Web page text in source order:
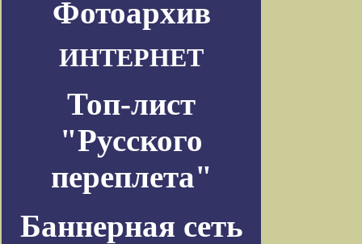
Фотоархив
ИНТЕРНЕТ
Топ-лист
"Русского
переплета"
Баннерная сеть